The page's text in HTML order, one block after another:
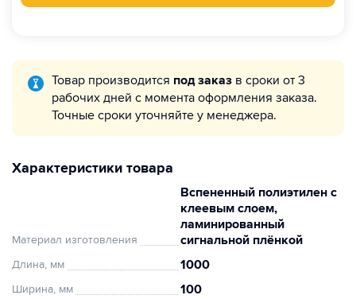
Товар производится под заказ в сроки от 3
рабочих дней с момента оформления заказа.
Точные сроки уточняйте у менеджера.
Характеристики товара
Материал изготовления
Вспененный полиэтилен с
клеевым слоем,
ламинированный
сигнальной плёнкой
Длина, мм 1000
Ширина, мм 100